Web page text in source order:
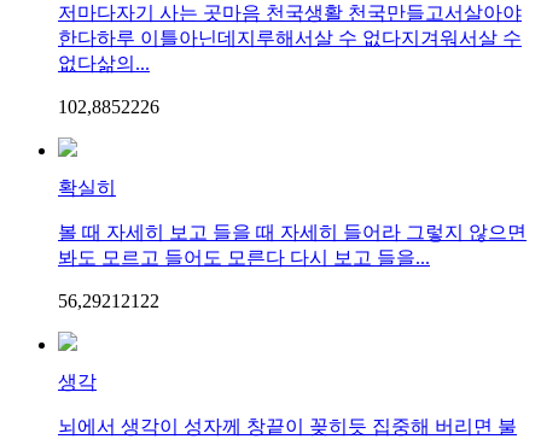
저마다자기 사는 곳마음 천국생활 천국만들고서살아야
한다하루 이틀아닌데지루해서살 수 없다지겨워서살 수
없다삶의...
102,8852226
확실히
볼 때 자세히 보고 들을 때 자세히 들어라 그렇지 않으면
봐도 모르고 들어도 모른다 다시 보고 들을...
56,292121 22
생각
뇌에서 생각이 성자께 창끝이 꽂히듯 집중해 버리면 불